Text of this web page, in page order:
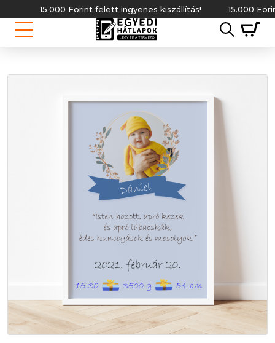
15.000 Forint felett ingyenes kiszállítás! 15.000 Forint